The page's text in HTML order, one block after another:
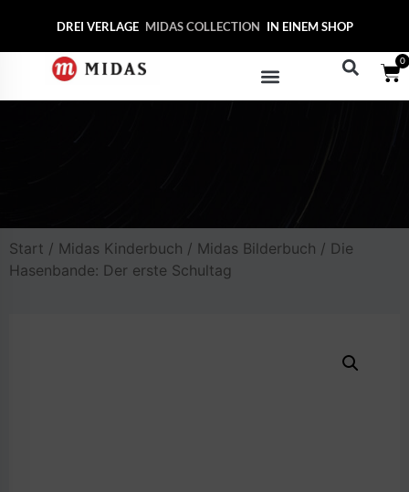
DREI VERLAGE MIDAS COLLE IN EINEM SHOP
0
Start / Midas Kinderbuch / Midas Bilderbuch / Die
Hasenbande: Der erste Schultag